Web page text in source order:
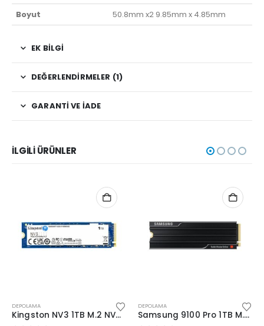
Boyut
50.8mm x2 9.85mm x 4.85mm
EK BILGI
DEĞERLENDIRMELER (1)
GARANTI VE İADE
İLGILI ÜRÜNLER
DEPOLAMA
Kingston NV3 1TB M.2 NVMe SSD (6000-4000MBs)
DEPOLAMA
Samsung 9100 Pro 1TB M.2 NVMe 14700/13300 Soğutucu